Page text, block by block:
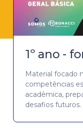
1º ano -
Material focado
competências
acadêmica,
desafios futuros.